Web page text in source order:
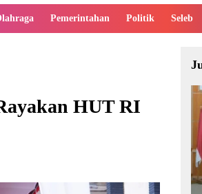
Pemerintahan Politik Seleb
HUT RI